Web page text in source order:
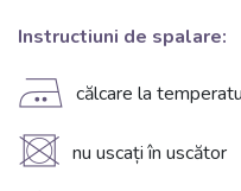
Instructiuni de spalare:
E călcare la
U nu uscați în uscător